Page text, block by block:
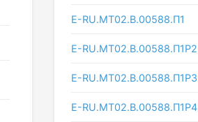
E-RU.МТ02.B.00588.П1
E-RU.МТ02.B.00588.П1Р2
E-RU.МТ02.B.00588.П1Р3
E-RU.МТ02.B.00588.П1Р4